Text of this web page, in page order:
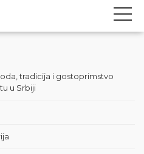
tradicija i gostoprimstvo
u Srbiji